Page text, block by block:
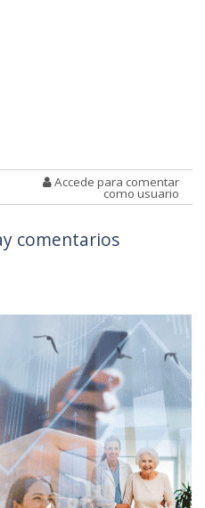
Accede para comentar
como usuario
comentarios